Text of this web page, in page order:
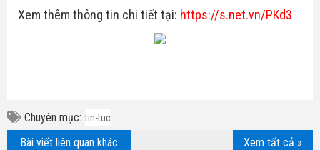
Xem thêm thông tin chi tiết tại: https://s.net.vn/PKd3
Chuyên mục: tin-tuc
Xem tất cả »
Bài viết liên quan khác